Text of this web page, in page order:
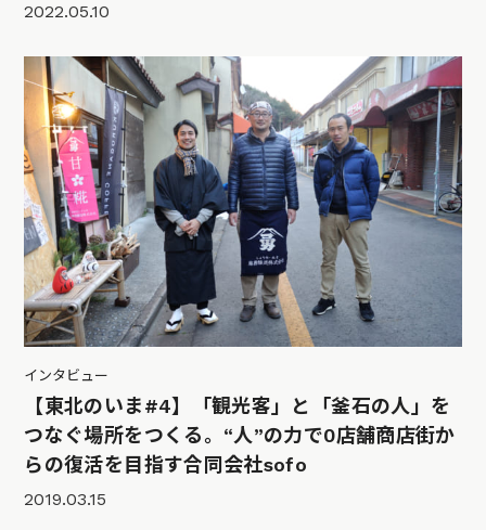
2022.05.10
インタビュー
【東北のいま#4】「観光客」と「釜石の人」を
つなぐ場所をつくる。“人”の力で0店舗商店街か
らの復活を目指す合同会社sofo
2019.03.15